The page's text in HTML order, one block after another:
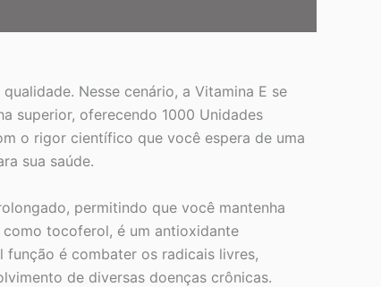
Nesse cenário, a Vitamina E se
superior, oferecendo 1000 Unidades
o rigor científico que você espera de uma
sua saúde.
permitindo que você mantenha
tocoferol, é um antioxidante
é combater os radicais livres,
de diversas doenças crônicas.